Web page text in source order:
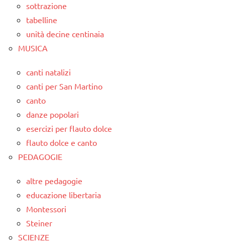
sottrazione
tabelline
unità decine centinaia
MUSICA
canti natalizi
canti per San Martino
canto
danze popolari
esercizi per flauto dolce
flauto dolce e canto
PEDAGOGIE
altre pedagogie
educazione libertaria
Montessori
Steiner
SCIENZE